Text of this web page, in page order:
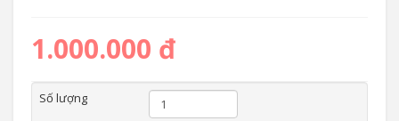
1.000.000 đ
Số lượng